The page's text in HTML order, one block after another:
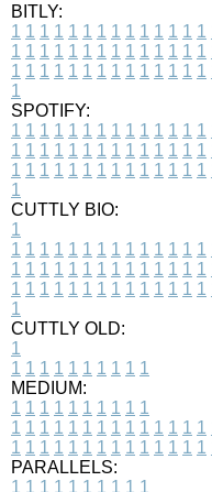
BITLY:
1 1 1 1 1 1 1 1 1 1 1 1 1 1
1 1 1 1 1 1 1 1 1 1 1 1 1 1
1 1 1 1 1 1 1 1 1 1 1 1 1 1
1
SPOTIFY:
1 1 1 1 1 1 1 1 1 1 1 1 1 1
1 1 1 1 1 1 1 1 1 1 1 1 1 1
1 1 1 1 1 1 1 1 1 1 1 1 1 1
1
CUTTLY BIO:
1
1 1 1 1 1 1 1 1 1 1 1 1 1 1
1 1 1 1 1 1 1 1 1 1 1 1 1 1
1 1 1 1 1 1 1 1 1 1 1 1 1 1
1
CUTTLY OLD:
1
1 1 1 1 1 1 1 1 1 1
MEDIUM:
1 1 1 1 1 1 1 1 1 1
1 1 1 1 1 1 1 1 1 1 1 1 1 1
1 1 1 1 1 1 1 1 1 1 1 1 1 1
PARALLELS:
1 1 1 1 1 1 1 1 1 1